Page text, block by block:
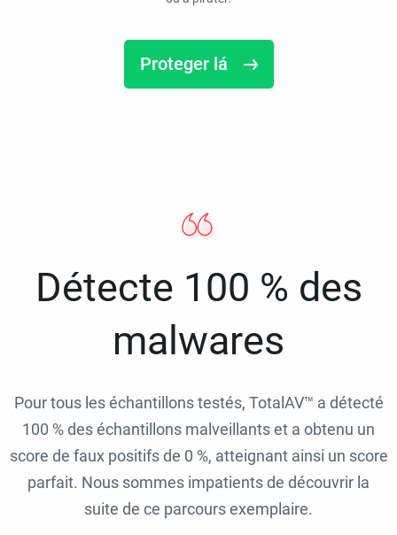
Proteger lá
Détecte 100 % des
malwares
Pour tous les échantillons testés, TotalAV™ a détecté
100 % des échantillons malveillants et a obtenu un
score de faux positifs de 0 %, atteignant ainsi un score
parfait. Nous sommes impatients de découvrir la
suite de ce parcours exemplaire.